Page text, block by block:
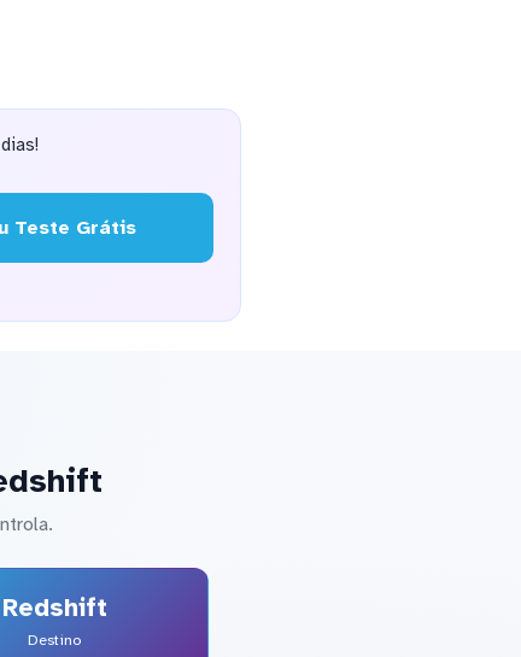
Teste Grátis
Redshift
Destino